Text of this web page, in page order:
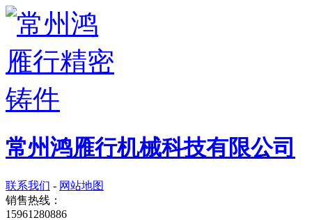
常州鸿雁行机械科技有限公司
联系我们 - 网站地图
销售热线：
15961280886